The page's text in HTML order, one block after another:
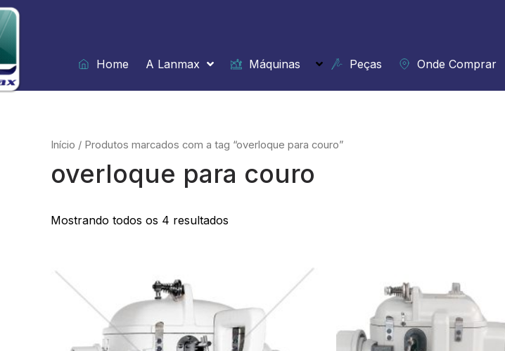
Ir
para
o
conteúdo
Home
A Lanmax Máquinas Peças Onde Comprar
Início / Produtos marcados com a tag “overloque para couro”
overloque para couro
Mostrando todos os 4 resultados